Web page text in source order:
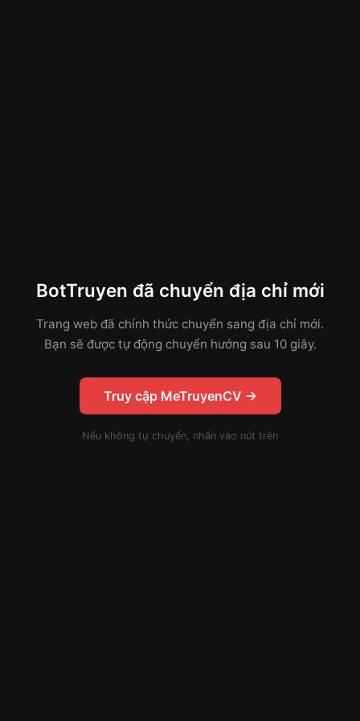
BotTruyen đã chuyển địa chỉ mới
Trang web đã chính thức chuyển sang địa chỉ mới.
Bạn sẽ được tự động chuyển hướng sau 10 giây.
Truy cập MeTruyenCV →
Nếu không tự chuyển, nhấn vào nút trên